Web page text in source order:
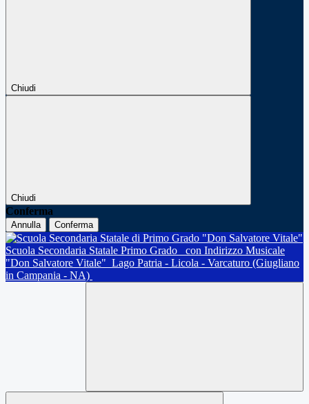
Chiudi
Chiudi
Conferma
Annulla Conferma
Scuola Secondaria Statale Primo Grado
con Indirizzo Musicale
"Don Salvatore Vitale" Lago Patria - Licola - Varcaturo (Giugliano
in Campania - NA)